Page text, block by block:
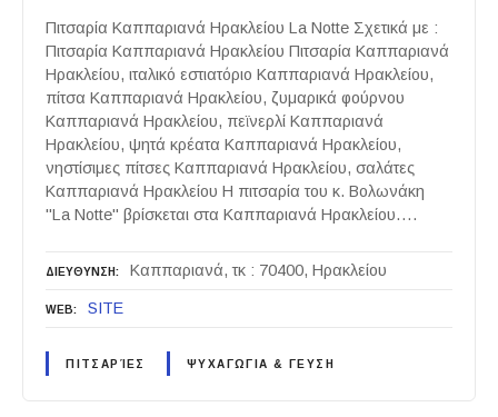
Πιτσαρία Καππαριανά Ηρακλείου La Notte Σχετικά με :
Πιτσαρία Καππαριανά Ηρακλείου Πιτσαρία Καππαριανά
Ηρακλείου, ιταλικό εστιατόριο Καππαριανά Ηρακλείου,
πίτσα Καππαριανά Ηρακλείου, ζυμαρικά φούρνου
Καππαριανά Ηρακλείου, πεϊνερλί Καππαριανά
Ηρακλείου, ψητά κρέατα Καππαριανά Ηρακλείου,
νηστίσιμες πίτσες Καππαριανά Ηρακλείου, σαλάτες
Καππαριανά Ηρακλείου Η πιτσαρία του κ. Βολωνάκη
"La Notte" βρίσκεται στα Καππαριανά Ηρακλείου….
ΔΙΕΥΘΥΝΣΗ Καππαριανά, τκ : 70400, Ηρακλείου
WEB SITE
ΠΙΤΣΑΡΊΕΣ ΨΥΧΑΓΩΓΙΑ & ΓΕΥΣΗ